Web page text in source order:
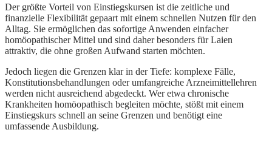
Der größte Vorteil von Einstiegskursen ist die zeitliche und
finanzielle Flexibilität gepaart mit einem schnellen Nutzen für den
Alltag. Sie ermöglichen das sofortige Anwenden einfacher
homöopathischer Mittel und sind daher besonders für Laien
attraktiv, die ohne großen Aufwand starten möchten.
Jedoch liegen die Grenzen klar in der Tiefe: komplexe Fälle,
Konstitutionsbehandlungen oder umfangreiche Arzneimittellehren
werden nicht ausreichend abgedeckt. Wer etwa chronische
Krankheiten homöopathisch begleiten möchte, stößt mit einem
Einstiegskurs schnell an seine Grenzen und benötigt eine
umfassende Ausbildung.